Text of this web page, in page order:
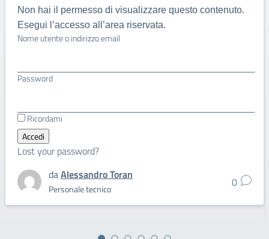
Non hai il permesso di visualizzare questo contenuto.
Esegui l’accesso all’area riservata.
Nome utente o indirizzo email
Password
Ricordami
Lost your password?
daAlessandro Toran
Personale tecnico 0